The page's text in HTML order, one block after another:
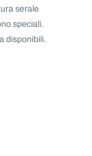
serale
speciali.
disponibili.